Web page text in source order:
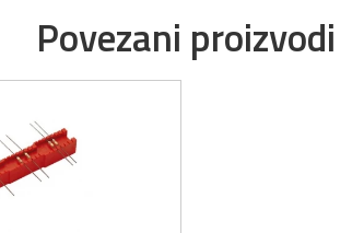
Povezani proizvodi